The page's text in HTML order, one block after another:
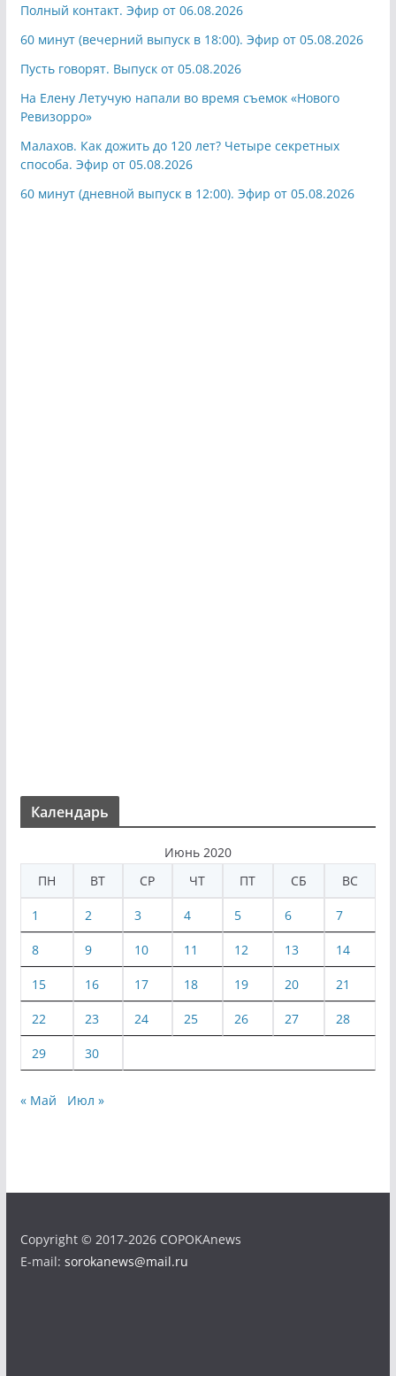
Полный контакт. Эфир от 06.08.2026
60 минут (вечерний выпуск в 18:00). Эфир от 05.08.2026
Пусть говорят. Выпуск от 05.08.2026
На Елену Летучую напали во время съемок «Нового
Ревизорро»
Малахов. Как дожить до 120 лет? Четыре секретных
способа. Эфир от 05.08.2026
60 минут (дневной выпуск в 12:00). Эфир от 05.08.2026
Календарь
Июнь 2020
ПН
ВТ СР ЧТ ПТ СБ ВС
1 2 3 4 5 6 7
8 9 10 11 12 13 14
15 16 17 18 19 20 21
22 23 24 25 26 27 28
29 30
« Май Июл »
Copyright © 2017-2026 COPOKAnews
E-mail: sorokanews@mail.ru